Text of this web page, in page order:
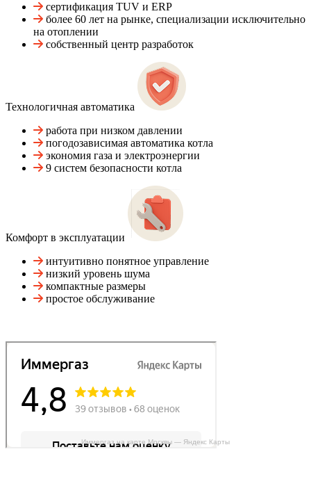
сертификация TUV и ERP
более 60 лет на рынке, специализации исключительно
на отоплении
собственный центр разработок
Технологичная автоматика
работа при низком давлении
погодозависимая автоматика котла
экономия газа и электроэнергии
9 систем безопасности котла
Комфорт в эксплуатации
интуитивно понятное управление
низкий уровень шума
компактные размеры
простое обслуживание
Иммергаз на карте Москвы — Яндекс Карты